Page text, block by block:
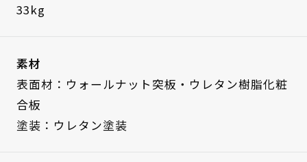
33kg
素材
表面材：ウォールナット突板・ウレタン樹脂化粧
合板
塗装：ウレタン塗装